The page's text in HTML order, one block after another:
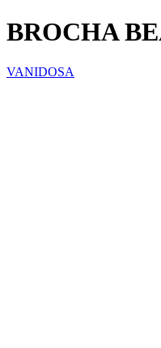
BROCHA
VANIDOSA